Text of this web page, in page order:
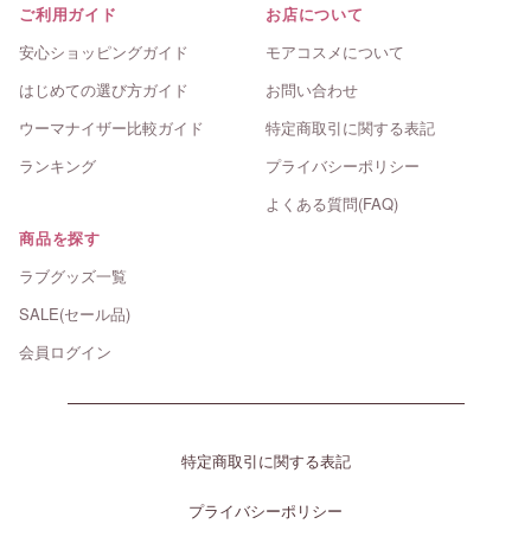
ご利用ガイド
安心ショッピングガイド
はじめての選び方ガイド
ウーマナイザー比較ガイド
ランキング
お店について
モアコスメについて
お問い合わせ
特定商取引に関する表記
プライバシーポリシー
よくある質問(FAQ)
商品を探す
ラブグッズ一覧
SALE(セール品)
会員ログイン
特定商取引に関する表記
プライバシーポリシー